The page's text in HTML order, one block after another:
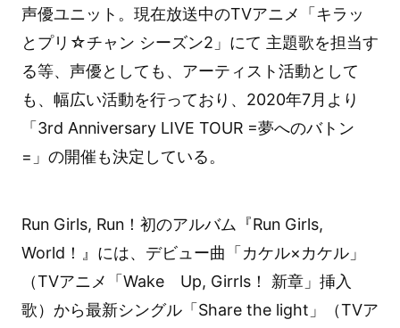
声優ユニット。現在放送中のTVアニメ「キラッ
とプリ☆チャン シーズン2」にて 主題歌を担当す
る等、声優としても、アーティスト活動として
も、幅広い活動を行っており、2020年7月より
「3rd Anniversary LIVE TOUR =夢へのバトン
=」の開催も決定している。
Run Girls, Run！初のアルバム『Run Girls,
World！』には、デビュー曲「カケル×カケル」
（TVアニメ「Wake Up, Girrls！ 新章」挿入
歌）から最新シングル「Share the light」（TVア